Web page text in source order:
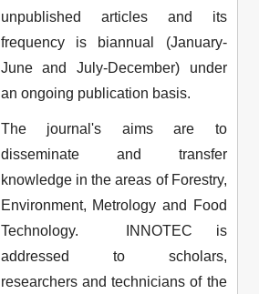
unpublished articles and its
frequency is biannual (January-
June and July-December) under
an ongoing publication basis.
The journal's aims are to
disseminate and transfer
knowledge in the areas of Forestry,
Environment, Metrology and Food
Technology. INNOTEC is
addressed to scholars,
researchers and technicians of the